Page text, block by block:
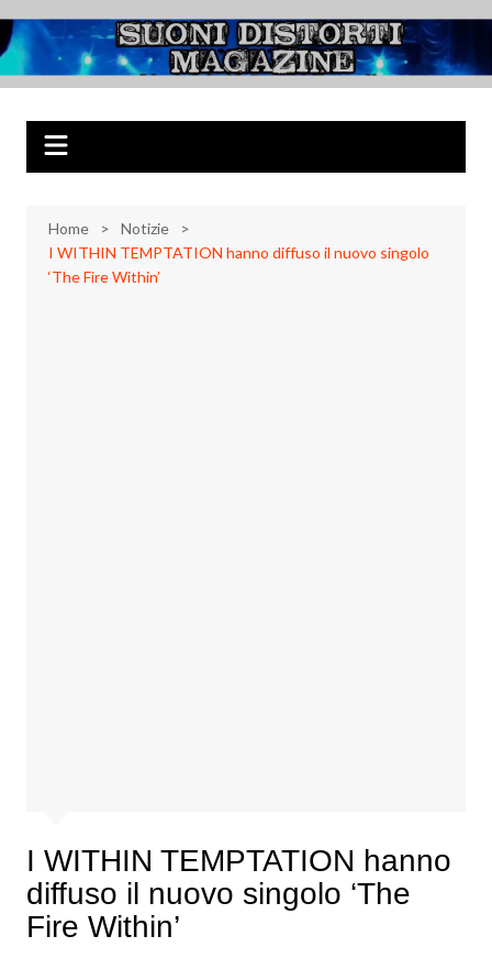
al
contenuto
Suoni Distorti
Magazine
Musica Rock, Metal, Punk e varie sonorità alternative
Home
Notizie
I WITHIN TEMPTATION hanno diffuso il nuovo singolo
‘The Fire Within’
I WITHIN TEMPTATION hanno
diffuso il nuovo singolo ‘The
Fire Within’